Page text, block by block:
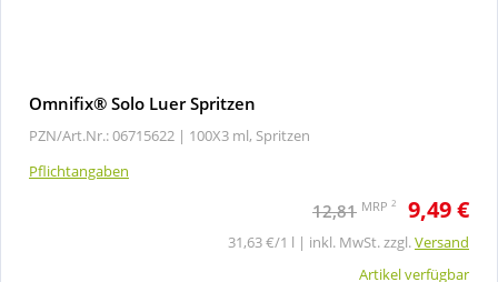
Omnifix® Solo Luer Spritzen
PZN/Art.Nr.: 06715622 | 100X3 ml, Spritzen
Pflichtangaben
12,81 MRP 2 9,49 €
31,63 €/1 l | inkl. MwSt. zzgl.Versand
Artikel verfügbar